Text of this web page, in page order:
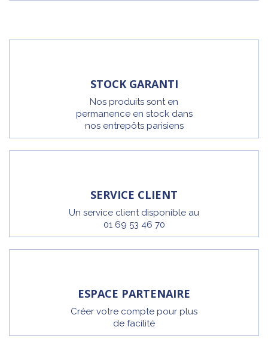
STOCK GARANTI
Nos produits sont en
permanence en stock dans
nos entrepôts parisiens
SERVICE CLIENT
Un service client disponible au
01 69 53 46 70
ESPACE PARTENAIRE
Créer votre compte pour plus
de facilité